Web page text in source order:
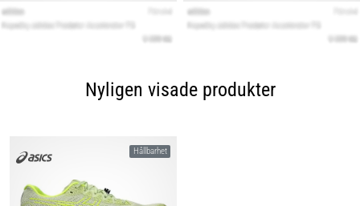
Nyligen visade produkter
Hållbarhet